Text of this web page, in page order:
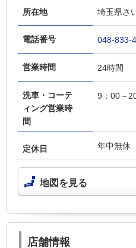
所在地 埼玉県さ
電話番号 048-833-
営業時間 24時間
洗車・コーテ
ィング営業時
間
9：00～
定休日 年中無休
地図を見る
店舗情報